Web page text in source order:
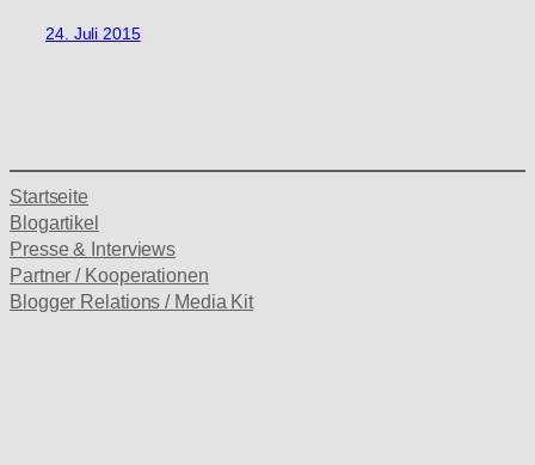
24. Juli 2015
Startseite
Blogartikel
Presse & Interviews
Partner / Kooperationen
Blogger Relations / Media Kit